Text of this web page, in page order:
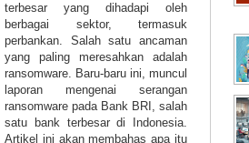
terbesar yang dihadapi oleh
berbagai sektor, termasuk
perbankan. Salah satu ancaman
yang paling meresahkan adalah
ransomware. Baru-baru ini, muncul
laporan mengenai serangan
ransomware pada Bank BRI, salah
satu bank terbesar di Indonesia.
Artikel ini akan membahas apa itu